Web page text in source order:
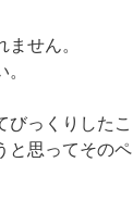
せん。
びっくりしたこ
と思ってそのペ